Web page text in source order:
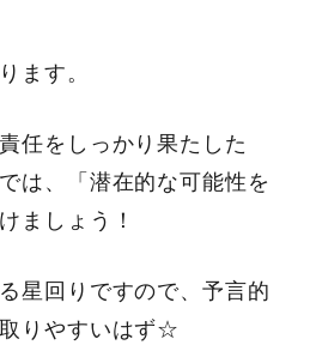
ます。
任をしっかり果たした
は、「潜在的な可能性を
ましょう！
星回りですので、予言的
りやすいはず☆